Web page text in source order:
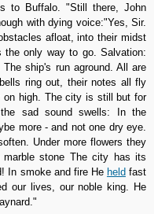
to Buffalo. "Still there, John
with dying voice:"Yes, Sir.
afloat, into their midst
the only way to go. Salvation:
ship's run aground. All are
ring out, their notes all fly
on high. The city is still but for
sad sound swells: In the
more - and not one dry eye.
Under more flowers they
stone The city has its
In smoke and fire He held fast
our lives, our noble king. He